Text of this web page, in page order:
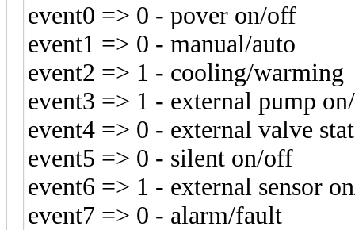
event0 => 0 - pover on/off
event1 => 0 - manual/auto
event2 => 1 - cooling/warming
event3 => 1 - external pump
event4 => 0 - external valve
event5 => 0 - silent on/off
event6 => 1 - external sensor
event7 => 0 - alarm/fault